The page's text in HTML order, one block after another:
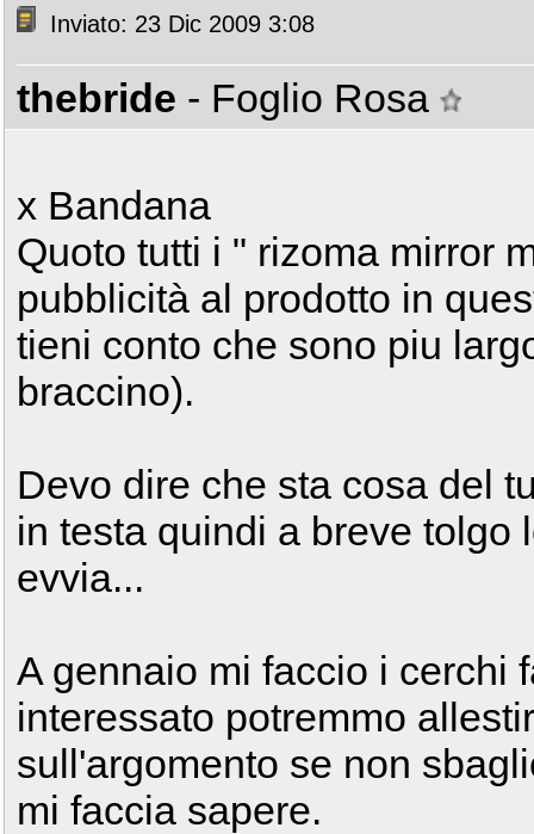
Inviato: 23 Dic 2009 3:08
thebride - Foglio Rosa
x Bandana
Quoto tutti i " rizoma mirror
pubblicità al prodotto in
tieni conto che sono piu
braccino).
Devo dire che sta cosa del
in testa quindi a breve tolgo
evvia...
A gennaio mi faccio i cerchi
interessato potremmo
sull'argomento se non
mi faccia sapere.